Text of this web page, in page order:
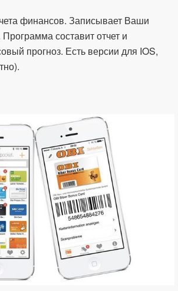
финансов. Записывает Ваши
составит отчет и
прогноз. Есть версии для IOS,